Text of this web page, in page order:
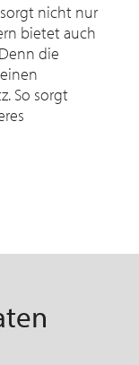
nicht nur
bietet auch
die
So sorgt